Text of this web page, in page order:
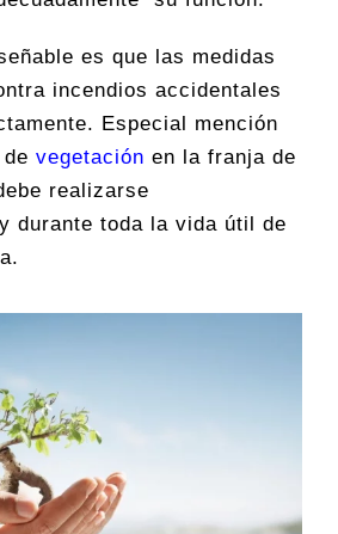
es que las medidas
incendios accidentales
Especial mención
vegetación en la franja de
realizarse
durante toda la vida útil de